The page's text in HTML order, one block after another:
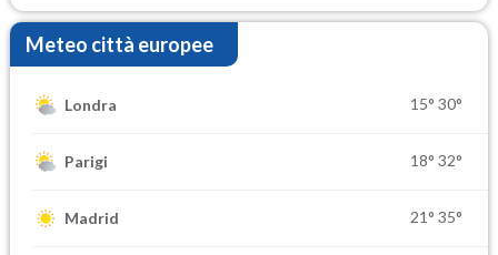
Meteo città europee
Londra 15° 30°
Parigi 18° 32°
Madrid 21° 35°